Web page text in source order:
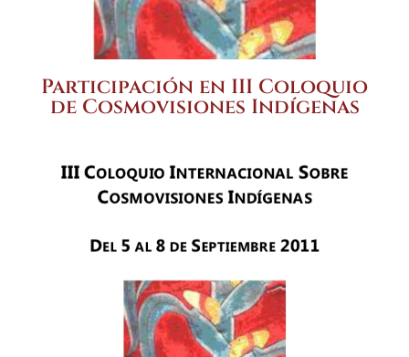
Participación en III Coloquio
de Cosmovisiones Indígenas